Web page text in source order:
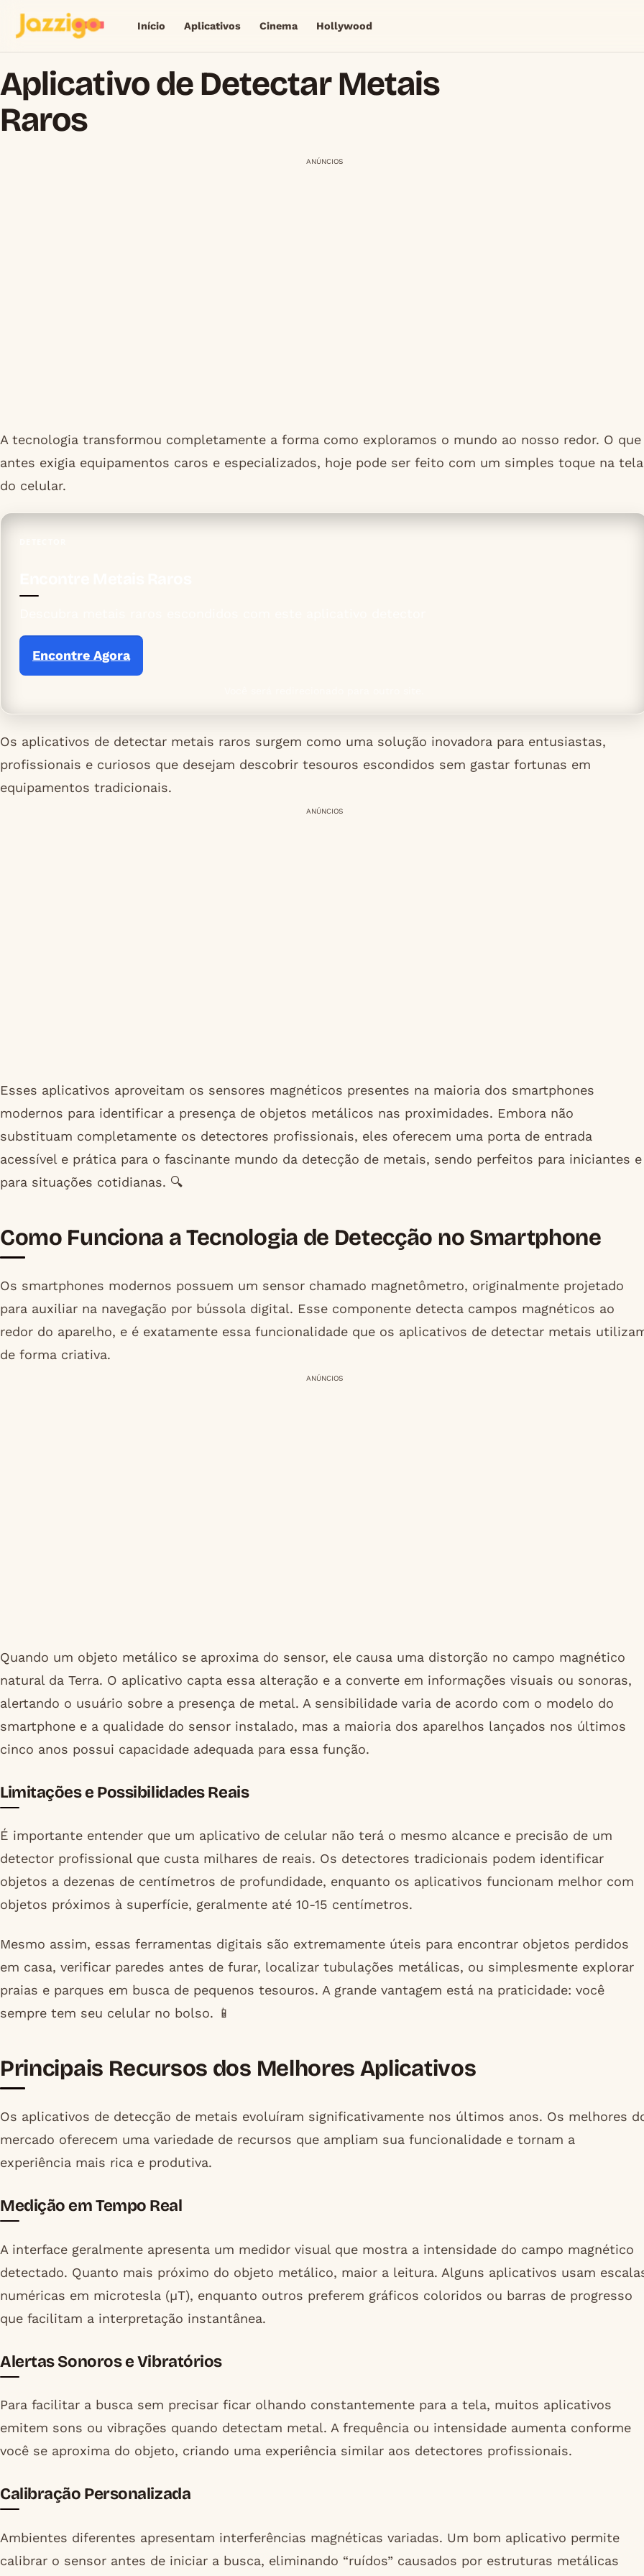
Início Aplicativos Cinema Hollywood
Aplicativo de Detectar Metais
Raros
ANÚNCIOS
A tecnologia transformou completamente a forma como exploramos o mundo ao nosso redor. O que
antes exigia equipamentos caros e especializados, hoje pode ser feito com um simples toque na tela
do celular.
Encontre Agora
Os aplicativos de detectar metais raros surgem como uma solução inovadora para entusiastas,
profissionais e curiosos que desejam descobrir tesouros escondidos sem gastar fortunas em
equipamentos tradicionais.
ANÚNCIOS
Esses aplicativos aproveitam os sensores magnéticos presentes na maioria dos smartphones
modernos para identificar a presença de objetos metálicos nas proximidades. Embora não
substituam completamente os detectores profissionais, eles oferecem uma porta de entrada
acessível e prática para o fascinante mundo da detecção de metais, sendo perfeitos para iniciantes e
para situações cotidianas. 🔍
Como Funciona a Tecnologia de Detecção no Smartphone
Os smartphones modernos possuem um sensor chamado magnetômetro, originalmente projetado
para auxiliar na navegação por bússola digital. Esse componente detecta campos magnéticos ao
redor do aparelho, e é exatamente essa funcionalidade que os aplicativos de detectar metais
de forma criativa.
ANÚNCIOS
Quando um objeto metálico se aproxima do sensor, ele causa uma distorção no campo magnético
natural da Terra. O aplicativo capta essa alteração e a converte em informações visuais ou sonoras,
alertando o usuário sobre a presença de metal. A sensibilidade varia de acordo com o modelo do
smartphone e a qualidade do sensor instalado, mas a maioria dos aparelhos lançados nos últimos
cinco anos possui capacidade adequada para essa função.
Limitações e Possibilidades Reais
É importante entender que um aplicativo de celular não terá o mesmo alcance e precisão de um
detector profissional que custa milhares de reais. Os detectores tradicionais podem identificar
objetos a dezenas de centímetros de profundidade, enquanto os aplicativos funcionam melhor com
objetos próximos à superfície, geralmente até 10-15 centímetros.
Mesmo assim, essas ferramentas digitais são extremamente úteis para encontrar objetos perdidos
em casa, verificar paredes antes de furar, localizar tubulações metálicas, ou simplesmente explorar
praias e parques em busca de pequenos tesouros. A grande vantagem está na praticidade: você
sempre tem seu celular no bolso. 📱
Principais Recursos dos Melhores Aplicativos
Os aplicativos de detecção de metais evoluíram significativamente nos últimos anos. Os melhores
mercado oferecem uma variedade de recursos que ampliam sua funcionalidade e tornam a
experiência mais rica e produtiva.
Medição em Tempo Real
A interface geralmente apresenta um medidor visual que mostra a intensidade do campo magnético
detectado. Quanto mais próximo do objeto metálico, maior a leitura. Alguns aplicativos usam
numéricas em microtesla (µT), enquanto outros preferem gráficos coloridos ou barras de progresso
que facilitam a interpretação instantânea.
Alertas Sonoros e Vibratórios
Para facilitar a busca sem precisar ficar olhando constantemente para a tela, muitos aplicativos
emitem sons ou vibrações quando detectam metal. A frequência ou intensidade aumenta conforme
você se aproxima do objeto, criando uma experiência similar aos detectores profissionais.
Calibração Personalizada
Ambientes diferentes apresentam interferências magnéticas variadas. Um bom aplicativo permite
calibrar o sensor antes de iniciar a busca, eliminando “ruídos” causados por estruturas metálicas